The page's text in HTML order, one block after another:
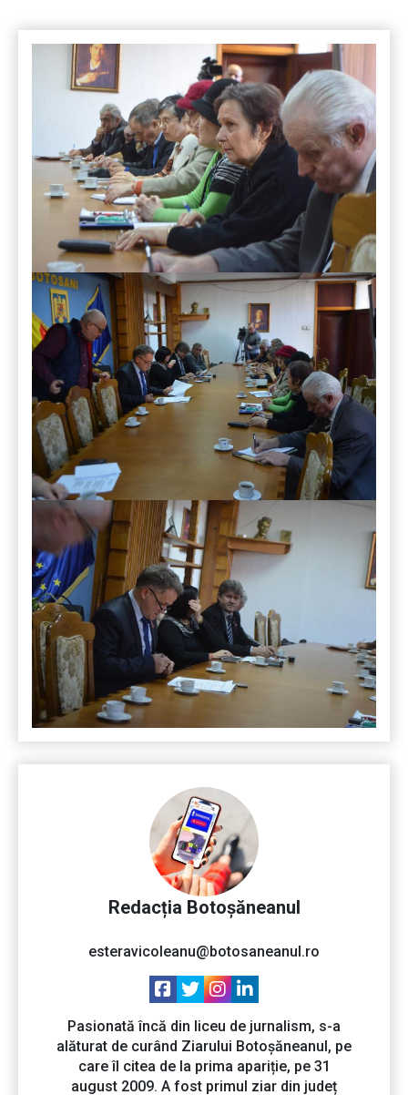
Redacția Botoșăneanul
esteravicoleanu@botosaneanul.ro
Pasionată încă din liceu de jurnalism, s-a
alăturat de curând Ziarului Botoșăneanul, pe
care îl citea de la prima apariție, pe 31
august 2009. A fost primul ziar din județ